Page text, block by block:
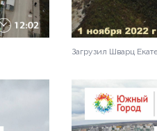
Загрузил Шварц